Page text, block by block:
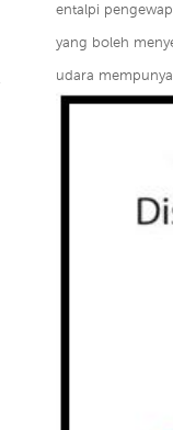
entalpi
yang boleh
udara